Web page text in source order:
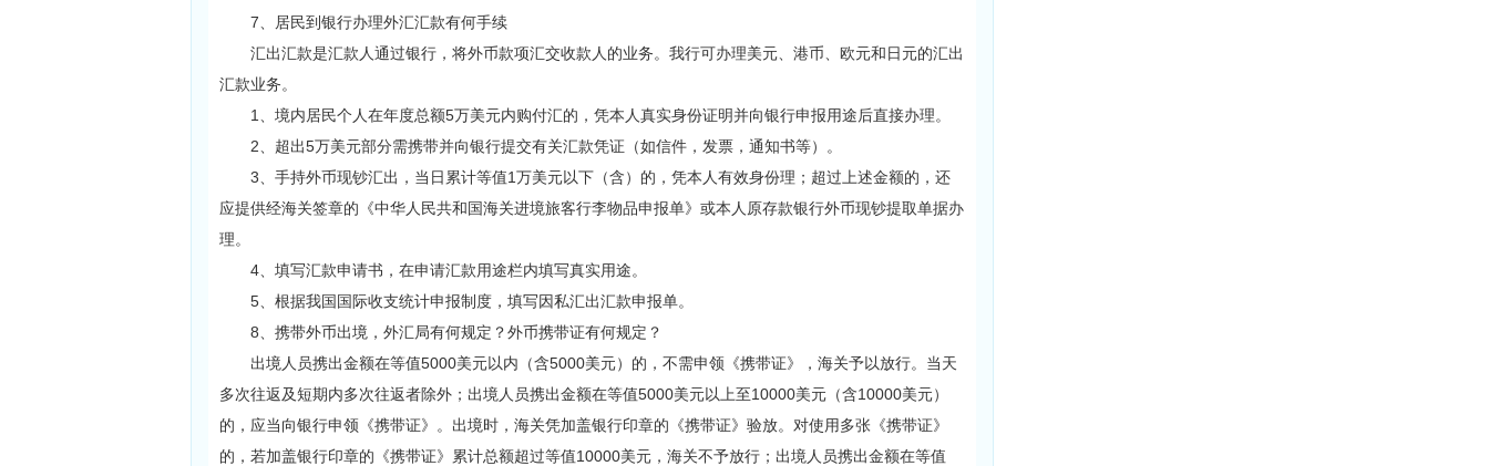
7、居民到银行办理外汇汇款有何手续
汇出汇款是汇款人通过银行，将外币款项汇交收款人的业务。我行可办理美元、港币、欧元和日元的汇出
汇款业务。
1、境内居民个人在年度总额5万美元内购付汇的，凭本人真实身份证明并向银行申报用途后直接办理。
2、超出5万美元部分需携带并向银行提交有关汇款凭证（如信件，发票，通知书等）。
3、手持外币现钞汇出，当日累计等值1万美元以下（含）的，凭本人有效身份理；超过上述金额的，还
应提供经海关签章的《中华人民共和国海关进境旅客行李物品申报单》或本人原存款银行外币现钞提取单据办
理。
4、填写汇款申请书，在申请汇款用途栏内填写真实用途。
5、根据我国国际收支统计申报制度，填写因私汇出汇款申报单。
8、携带外币出境，外汇局有何规定？外币携带证有何规定？
出境人员携出金额在等值5000美元以内（含5000美元）的，不需申领《携带证》，海关予以放行。当天
多次往返及短期内多次往返者除外；出境人员携出金额在等值5000美元以上至10000美元（含10000美元）
的，应当向银行申领《携带证》。出境时，海关凭加盖银行印章的《携带证》验放。对使用多张《携带证》
的，若加盖银行印章的《携带证》累计总额超过等值10000美元，海关不予放行；出境人员携出金额在等值